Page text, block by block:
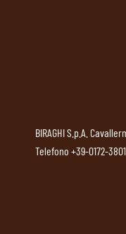
BIRAGHI S.p.A.
Telefono +39-0172-3801